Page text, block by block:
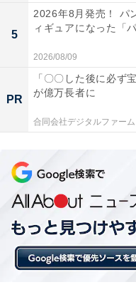
早朝6時から深夜24
ズステーションと
ニング時や仕事終わ
す。
本格的な中国整体や
国アカスリなどお風
がとても充実してい
5
2026年8月発売！ パ
ィギュアになった「
2026/08/09
PR
「〇〇した後に必ず
が億万長者に
合同会社デジタルファーム